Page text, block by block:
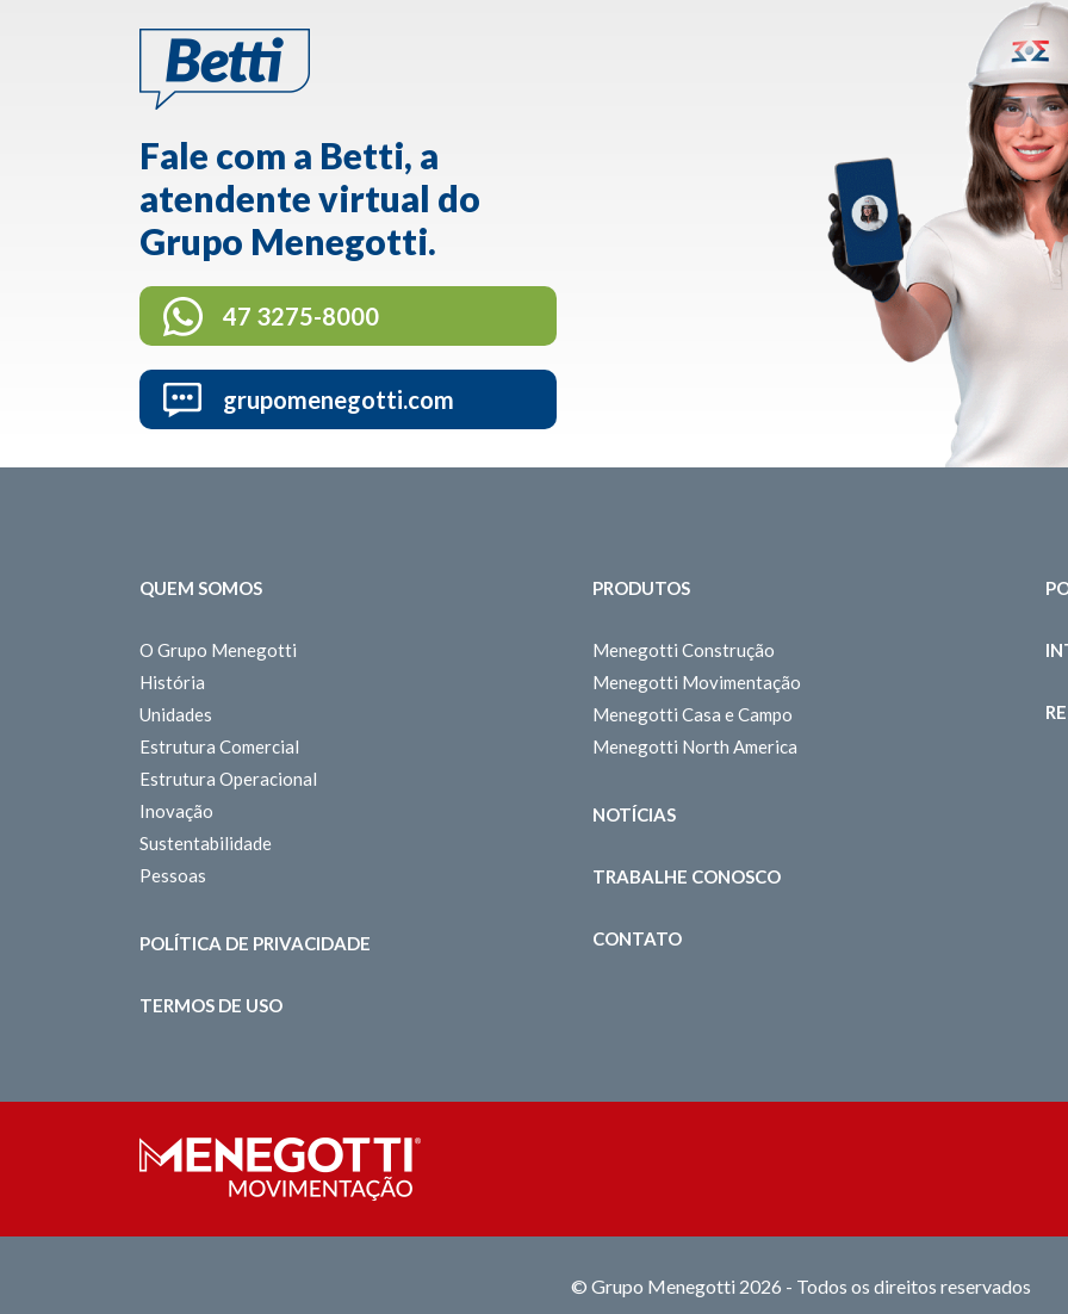
Fale com a Betti, a
atendente virtual do
Grupo Menegotti.
47 3275-8000
grupomenegotti.com
QUEM SOMOS
O Grupo Menegotti
História
Unidades
Estrutura Comercial
Estrutura Operacional
Inovação
Sustentabilidade
Pessoas
POLÍTICA DE PRIVACIDADE
TERMOS DE USO
PRODUTOS
Menegotti Construção
Menegotti Movimentação
Menegotti Casa e Campo
Menegotti North America
NOTÍCIAS
TRABALHE CONOSCO
CONTATO
© Grupo Menegotti 2026 - Todos os direitos reservados